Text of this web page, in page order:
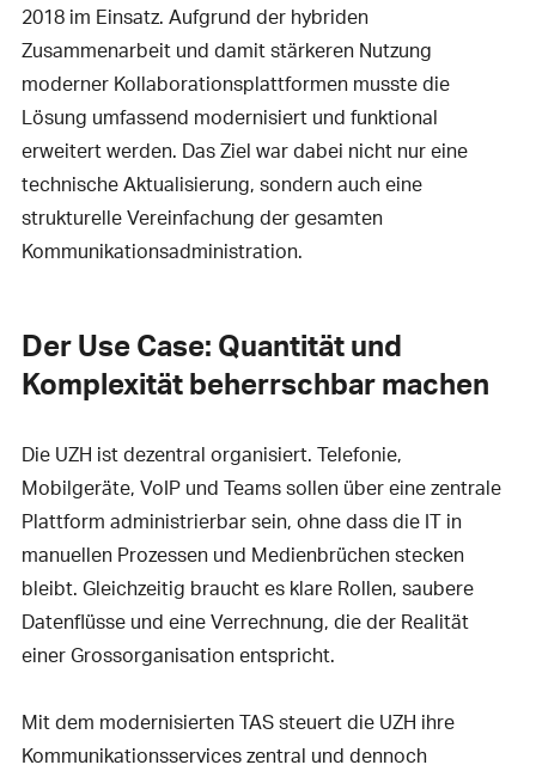
2018 im Einsatz. Aufgrund der hybriden
Zusammenarbeit und damit stärkeren Nutzung
moderner Kollaborationsplattformen musste die
Lösung umfassend modernisiert und funktional
erweitert werden. Das Ziel war dabei nicht nur eine
technische Aktualisierung, sondern auch eine
strukturelle Vereinfachung der gesamten
Kommunikationsadministration.
Der Use Case: Quantität und
Komplexität beherrschbar machen
Die UZH ist dezentral organisiert. Telefonie,
Mobilgeräte, VoIP und Teams sollen über eine zentrale
Plattform administrierbar sein, ohne dass die IT in
manuellen Prozessen und Medienbrüchen stecken
bleibt. Gleichzeitig braucht es klare Rollen, saubere
Datenflüsse und eine Verrechnung, die der Realität
einer Grossorganisation entspricht.
Mit dem modernisierten TAS steuert die UZH ihre
Kommunikationsservices zentral und dennoch